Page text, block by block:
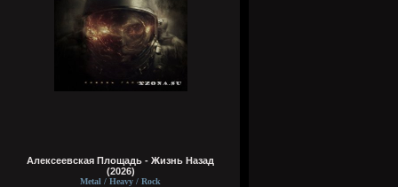
Алексеевская Площадь - Жизнь Назад
(2026)
Metal / Heavy / Rock